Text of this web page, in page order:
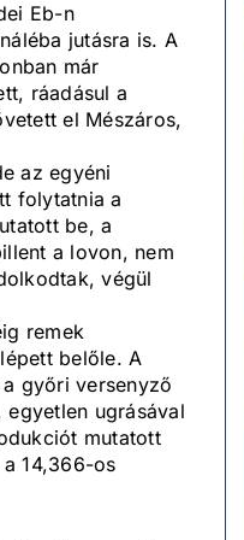
Eb-n
jutásra is. A
már
ráadásul a
el Mészáros,
az egyéni
folytatnia a
be, a
a lovon, nem
végül
remek
belőle. A
győri versenyző
ugrásával
mutatott
14,366-os